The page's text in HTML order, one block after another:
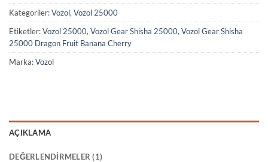
Kategoriler:Vozol, Vozol 25000
Etiketler:Vozol 25000, Vozol Gear Shisha 25000, Vozol Gear Shisha
25000 Dragon Fruit Banana Cherry
Marka:Vozol
AÇIKLAMA
DEĞERLENDIRMELER (1)